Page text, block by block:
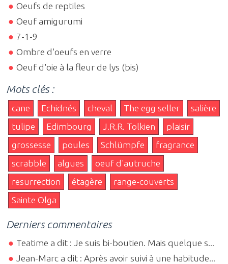
Oeufs de reptiles
Oeuf amigurumi
7-1-9
Ombre d'oeufs en verre
Oeuf d'oie à la fleur de lys (bis)
Mots clés :
cane Echidnés cheval The egg seller
salière
tulipe
Edimbourg J.R.R. Tolkien
plaisir
grossesse
poules Schlümpfe
fragrance
scrabble
algues
oeuf d'autruche
resurrection
étagère
range-couverts
Sainte Olga
Derniers commentaires
Teatime a dit : Je suis bi-boutien. Mais quelque s...
Jean-Marc a dit : Après avoir suivi à une habitude...